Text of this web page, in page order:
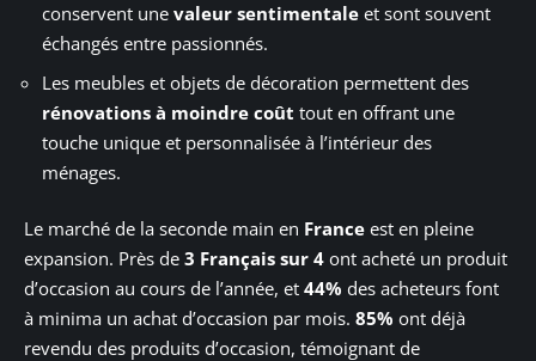
conservent une valeur sentimentale et sont souvent
échangés entre passionnés.
Les meubles et objets de décoration permettent des
rénovations à moindre coût tout en offrant une
touche unique et personnalisée à l’intérieur des
ménages.
Le marché de la seconde main en France est en pleine
expansion. Près de 3 Français sur 4 ont acheté un produit
d’occasion au cours de l’année, et 44% des acheteurs font
à minima un achat d’occasion par mois. 85% ont déjà
revendu des produits d’occasion, témoignant de